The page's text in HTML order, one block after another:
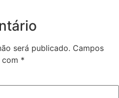
será publicado. Campos
*